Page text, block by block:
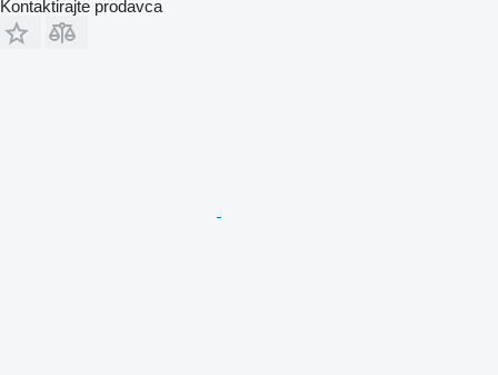
Kontaktirajte prodavca